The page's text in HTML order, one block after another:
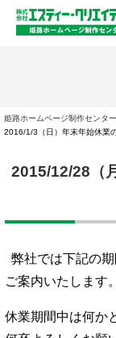
姫路ホームページ制作センタ
2016/1/3（日）年末年始休業
2015/12/28（
弊社では下記の
ご案内いたします。
休業期間中は何か